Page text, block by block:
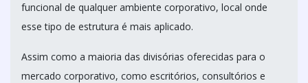
funcional de qualquer ambiente corporativo, local onde
esse tipo de estrutura é mais aplicado.
Assim como a maioria das divisórias oferecidas para o
mercado corporativo, como escritórios, consultórios e